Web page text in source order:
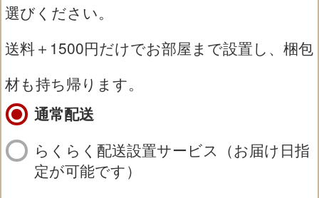
選びください。
送料＋1500円だけでお部屋まで設置し、梱包
材も持ち帰ります。
通常配送
らくらく配送設置サービス（お届け日指
定が可能です）